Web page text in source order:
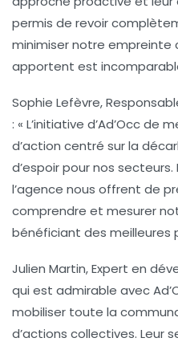
permis de revoir
minimiser notre empreinte
apportent est
Sophie Lefèvre,
: « L’initiative d’Ad’Occ de
d’action centré sur la
d’espoir pour nos
l’agence nous offrent de
comprendre et mesurer
bénéficiant des meilleures
Julien Martin, Expert en
qui est admirable avec
mobiliser toute la
d’actions collectives. Leur